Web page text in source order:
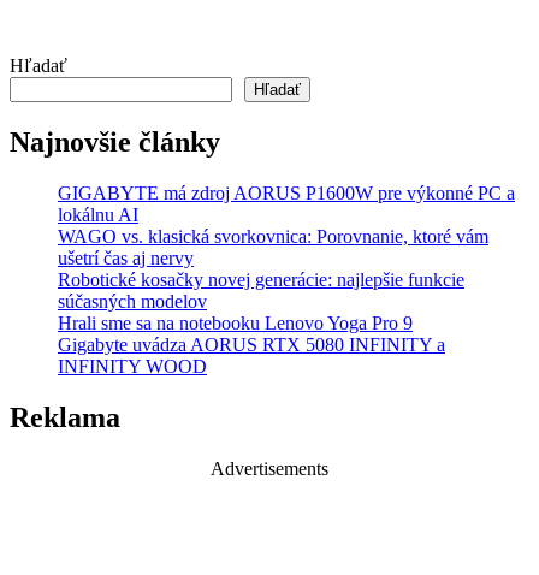
Hľadať
Hľadať
Najnovšie články
GIGABYTE má zdroj AORUS P1600W pre výkonné PC a
lokálnu AI
WAGO vs. klasická svorkovnica: Porovnanie, ktoré vám
ušetrí čas aj nervy
Robotické kosačky novej generácie: najlepšie funkcie
súčasných modelov
Hrali sme sa na notebooku Lenovo Yoga Pro 9
Gigabyte uvádza AORUS RTX 5080 INFINITY a
INFINITY WOOD
Reklama
Advertisements